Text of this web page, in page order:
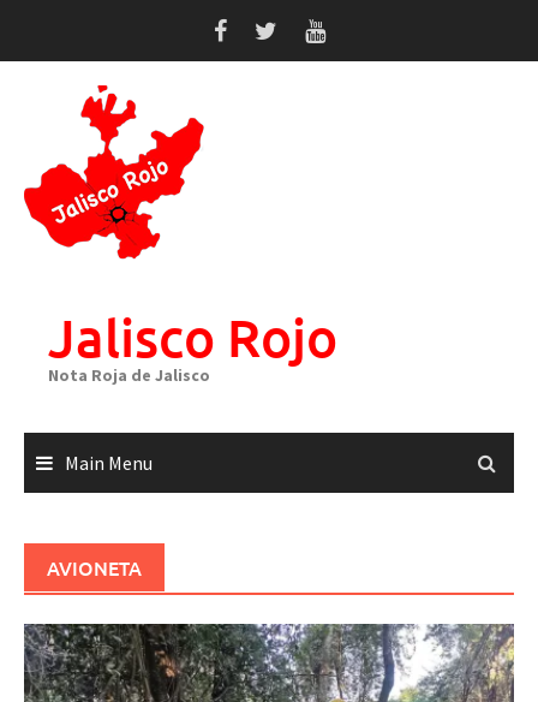
Jalisco Rojo
Nota Roja de Jalisco
Main Menu
AVIONETA